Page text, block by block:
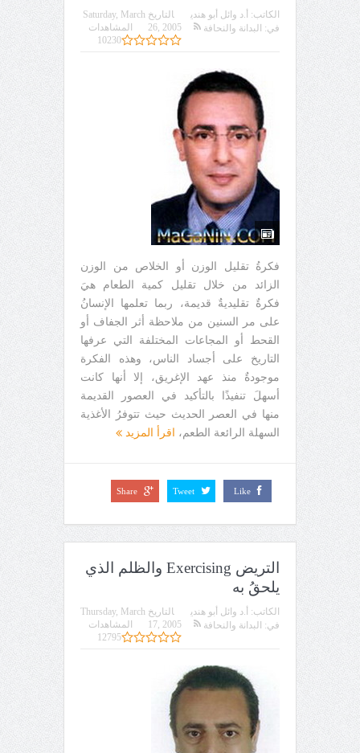
الكاتب: أ.د وائل أبو هندي التاريخ Saturday, March
26, 2005
في: البدانة والنحافة
المشاهدات
10230
فكرةُ تقليل الوزن أو الخلاص من الوزن
الزائد من خلال تقليل كمية الطعام هيَ
فكرةٌ تقليديةٌ قديمة، ربما تعلمها الإنسانُ
على مر السنين من ملاحظة أثر الجفاف أو
القحط أو المجاعات المختلفة التي عرفها
التاريخ على أجساد الناس، وهذه الفكرة
موجودةٌ منذ عهد الإغريق، إلا أنها كانت
أسهلَ تنفيذًا بالتأكيد في العصور القديمة
منها في العصر الحديث حيث تتوفرُ الأغذية
السهلة الرائعة الطعم،
اقرأ المزيد
Like
Tweet
Share
التريض Exercising والظلم الذي
يلحقُ به
الكاتب: أ.د وائل أبو هندي التاريخ Thursday, March
17, 2005
في: البدانة والنحافة
المشاهدات
12795